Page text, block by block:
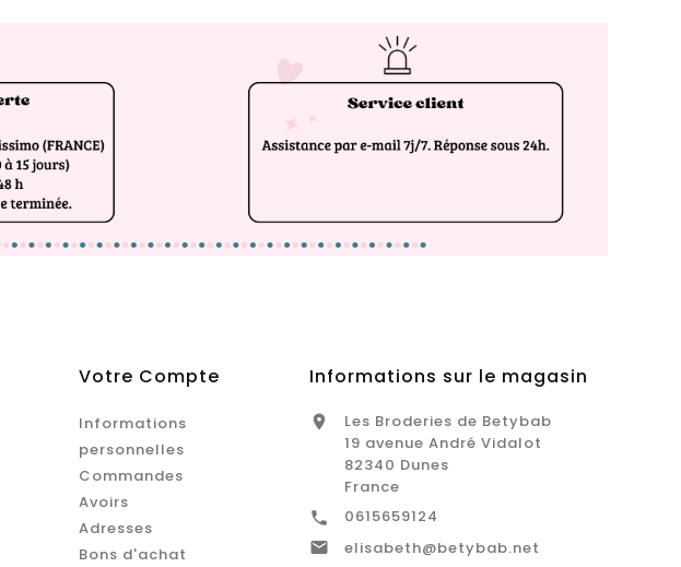
Votre Compte
Informations
personnelles
Commandes
Avoirs
Adresses
Bons d'achat
Informations sur le magasin

Les Broderies de Betybab
19 avenue André Vidalot
82340 Dunes
France
 0615659124
 elisabeth@betybab.net